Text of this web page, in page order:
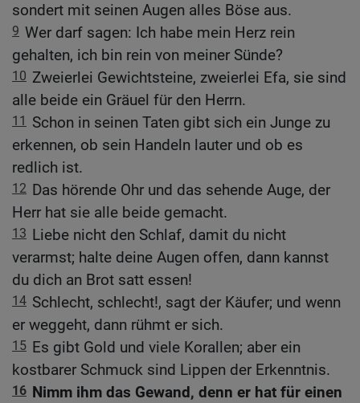
sondert mit seinen Augen alles Böse aus.
9 Wer darf sagen: Ich habe mein Herz rein
gehalten, ich bin rein von meiner Sünde?
10 Zweierlei Gewichtsteine, zweierlei Efa, sie sind
alle beide ein Gräuel für den Herrn.
11
Schon in seinen Taten gibt sich ein Junge zu
erkennen, ob sein Handeln lauter und ob es
redlich ist.
12 Das hörende Ohr und das sehende Auge, der
Herr hat sie alle beide gemacht.
13 Liebe nicht den Schlaf, damit du nicht
verarmst; halte deine Augen offen, dann kannst
du dich an Brot satt essen!
14 Schlecht, schlecht!, sagt der Käufer; und wenn
er weggeht, dann rühmt er sich.
15 Es gibt Gold und viele Korallen; aber ein
kostbarer Schmuck sind Lippen der Erkenntnis.
16 Nimm ihm das Gewand, denn er hat für einen